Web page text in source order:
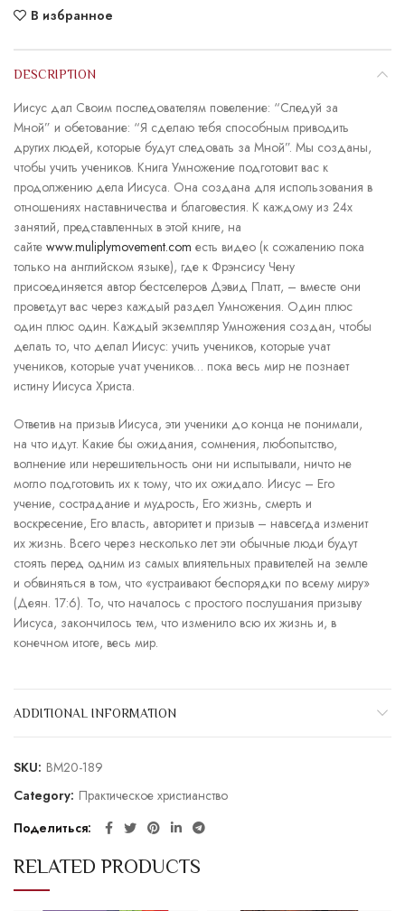
В избранное
DESCRIPTION
Иисус дал Своим последователям повеление: “Следуй за
Мной” и обетование: “Я сделаю тебя способным приводить
других людей, которые будут следовать за Мной”. Мы созданы,
чтобы учить учеников. Книга Умножение подготовит вас к
продолжению дела Иисуса. Она создана для использования в
отношениях наставничества и благовестия. К каждому из 24х
занятий, представленных в этой книге, на
сайте www.muliplymovement.com есть видео (к сожалению пока
только на английском языке), где к Фрэнсису Чену
присоединяется автор бестселеров Дэвид Платт, – вместе они
проветдут вас через каждый раздел Умножения. Один плюс
один плюс один. Каждый экземпляр Умножения создан, чтобы
делать то, что делал Иисус: учить учеников, которые учат
учеников, которые учат учеников… пока весь мир не познает
истину Иисуса Христа.
Ответив на призыв Иисуса, эти ученики до конца не понимали,
на что идут. Какие бы ожидания, сомнения, любопытство,
волнение или нерешительность они ни испытывали, ничто не
могло подготовить их к тому, что их ожидало. Иисус – Его
учение, сострадание и мудрость, Его жизнь, смерть и
воскресение, Его власть, авторитет и призыв – навсегда изменит
их жизнь. Всего через несколько лет эти обычные люди будут
стоять перед одним из самых влиятельных правителей на земле
и обвиняться в том, что «устраивают беспорядки по всему миру»
(Деян. 17:6). То, что началось с простого послушания призыву
Иисуса, закончилось тем, что изменило всю их жизнь и, в
конечном итоге, весь мир.
ADDITIONAL INFORMATION
SKU: BM20-189
Category: Практическое христианство
Поделиться
RELATED PRODUCTS